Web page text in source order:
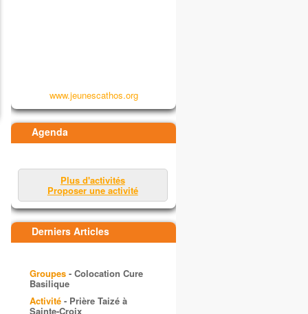
www.jeunescathos.org
Agenda
Plus d'activités
Proposer une activité
Derniers Articles
Groupes - Colocation Cure
Basilique
Activité - Prière Taizé à
Sainte-Croix